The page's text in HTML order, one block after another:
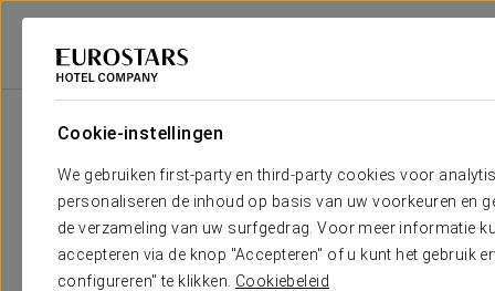
Cookie-instellingen
We gebruiken first-party en third-party cookies voor
personaliseren de inhoud op basis van uw voorkeuren en
de verzameling van uw surfgedrag. Voor meer informatie
accepteren via de knop "Accepteren" of u kunt het gebruik
configureren" te klikken. Cookiebeleid
Eurostars Hotel Company
Het comfort en de rust die je
De kamers van Eurostars Porto Centro 4* zijn verrassend
roodbruintinten en voorzien van een minimalistisch design
om jouw comfort en rust te garanderen: